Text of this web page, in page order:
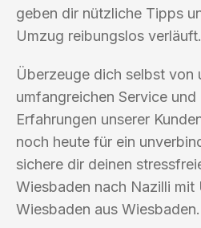
geben dir nützliche Tipps
Umzug reibungslos verläuft.
Überzeuge dich selbst von
umfangreichen Service
Erfahrungen unserer
noch heute für ein
sichere dir deinen
Wiesbaden nach Nazilli
Wiesbaden aus Wiesbaden.